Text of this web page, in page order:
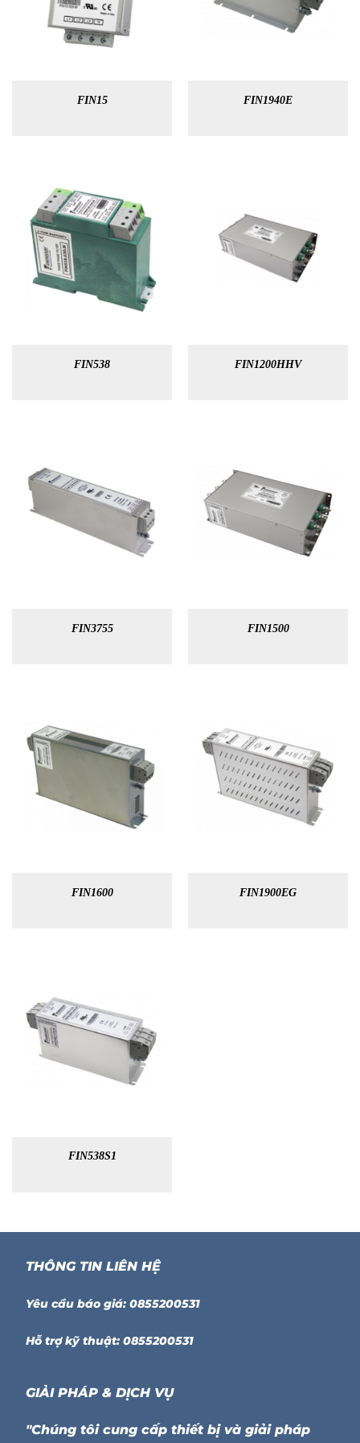
FIN15 FIN1940E
FIN538 FIN1200HHV
FIN3755 FIN1500
FIN1600 FIN1900EG
FIN538S1
THÔNG TIN LIÊN HỆ
Yêu cầu báo giá: 0855200531
Hỗ trợ kỹ thuật: 0855200531
GIẢI PHÁP & DỊCH VỤ
"Chúng tôi cung cấp thiết bị và giải pháp